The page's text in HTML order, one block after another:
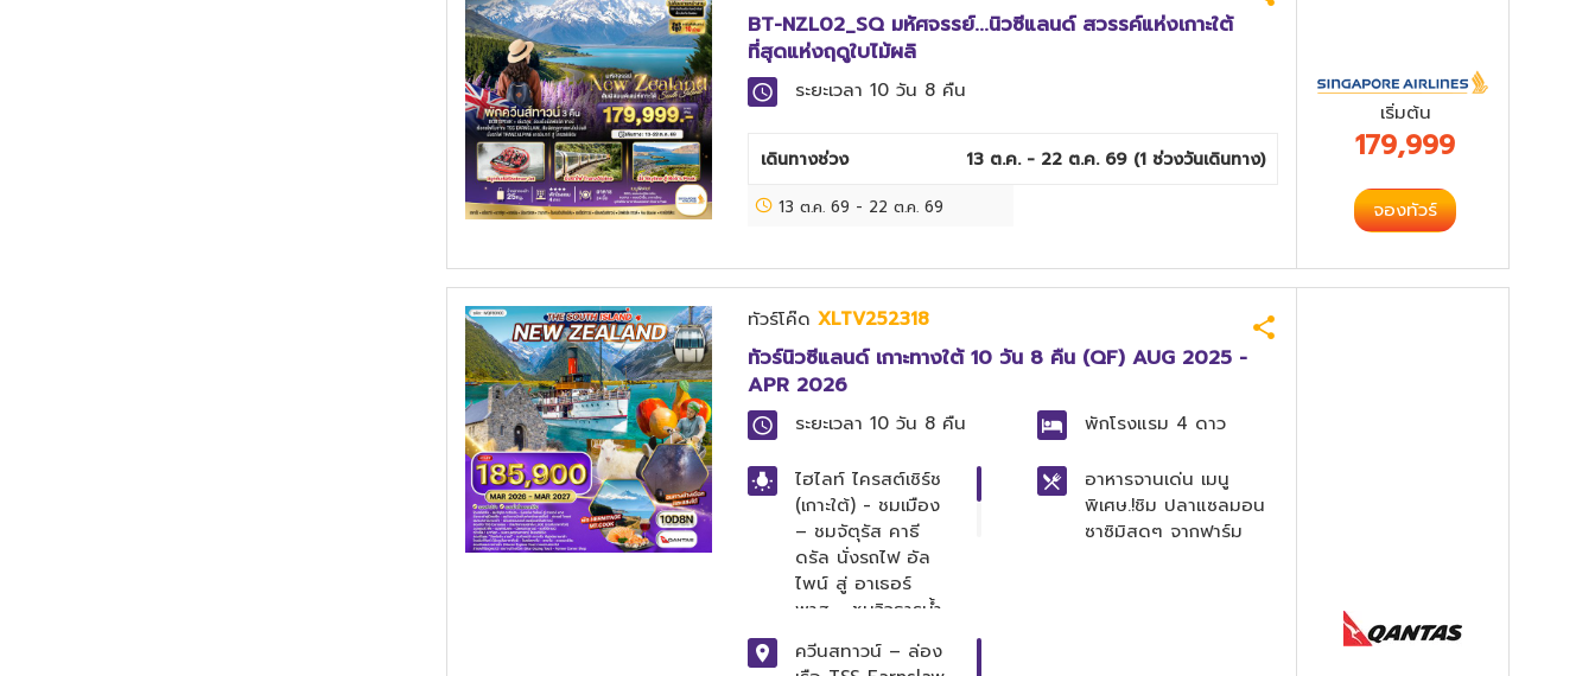
ชมทะเลสาบโรโตรัว
– กิจกรรมลูจ –
ฟาร์มอะโกรโดม –
เมารี Mitai – หมู่
เรือชมอ่าวโอ๊คแลนด์
จุดชมวิวเขาอีเดน –
พิพิธภัณฑ์เคลลี่ทาร์
ตัน – ชมคิง
เบย์ พรีเมี่ยมเอา
ท์เล็ต
BT-NZL02_SQ มหัศจรรย์...นิวซีแลนด์ สวรรค์แห่งเกาะใต้
ที่สุดแห่งฤดูใบไม้ผลิ
ระยะเวลา 10 วัน 8 คืน
เดินทางช่วง 13 ต.ค. - 22 ต.ค. 69 (1ช่วงวันเดินทาง)
13 ต.ค. 69 - 22 ต.ค. 69
เริ่มต้น
179,999
จองทัวร์
ทัวร์โค๊ดXLTV252318
ทัวร์นิวซีแลนด์ เกาะทางใต้ 10 วัน 8 คืน (QF) AUG 2025 -
APR 2026
ระยะเวลา 10 วัน 8 คืน พักโรงแรม 4 ดาว
ไฮไลท์ ไครสต์เชิร์ช
(เกาะใต้) - ชมเมือง
– ชมจัตุรัส คาธี
ดรัล นั่งรถไฟ อัล
ไพน์ สู่ อาเธอร์
พาส - ชมวิวธารน้ำ
เซียร์ ฟรานซ์ โจเซฟ
อาหารจานเด่น เมนู
พิเศษ.!ชิม ปลาแซลมอน
ซาซิมิสดๆ จากฟาร์ม
ควีนสทาวน์ – ล่อง